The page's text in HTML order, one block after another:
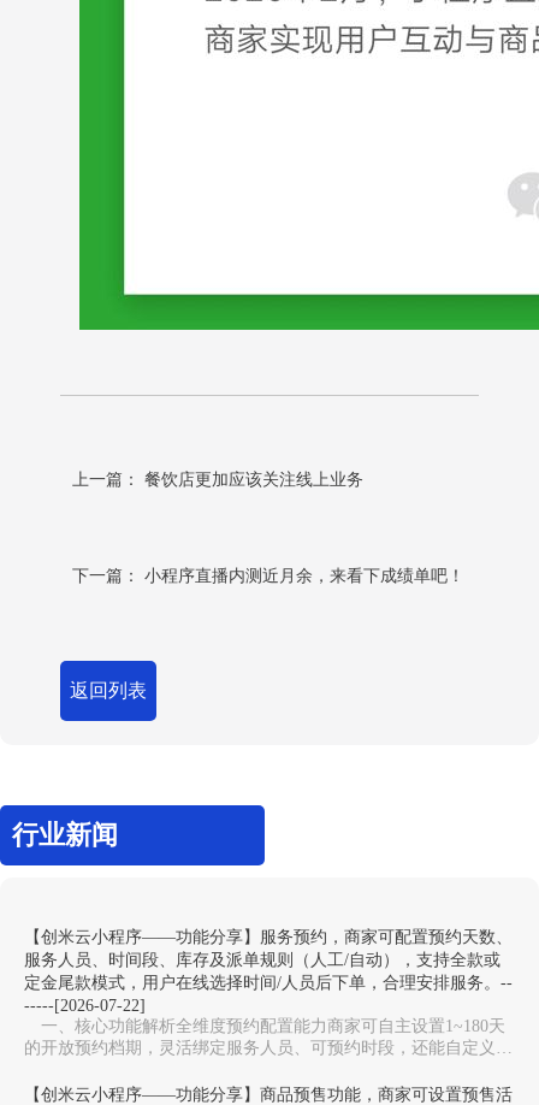
上一篇： 餐饮店更加应该关注线上业务
下一篇： 小程序直播内测近月余，来看下成绩单吧！
返回列表
行业新闻
【创米云小程序——功能分享】服务预约，商家可配置预约天数、
服务人员、时间段、库存及派单规则（人工/自动），支持全款或
定金尾款模式，用户在线选择时间/人员后下单，合理安排服务。--
-----[2026-07-22]
一、核心功能解析全维度预约配置能力‌商家可自主设置1~180天
的开放预约档期，灵活绑定服务人员、可预约时段，还能自定义服
【创米云小程序——功能分享】商品预售功能，商家可设置预售活